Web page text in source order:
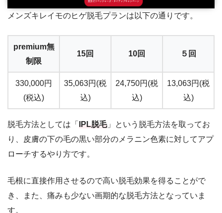
メンズキレイモのヒゲ脱毛プランは以下の通りです。
premium無
制限
15回 10回 ５回
330,000円
(税込)
35,063円(税
込)
24,750円(税
込)
13,063円(税
込)
脱毛方法としては「 IPL脱毛」という脱毛方法を取ってお
り、皮膚の下の毛の黒い部分のメラニン色素に対してアプ
ローチするやり方です。
毛根に直接作用させるので高い脱毛効果を得ることがで
き、また、痛みも少ない画期的な脱毛方法となっていま
す。